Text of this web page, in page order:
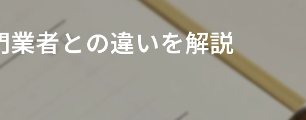
対応エリア
者との違いを解説